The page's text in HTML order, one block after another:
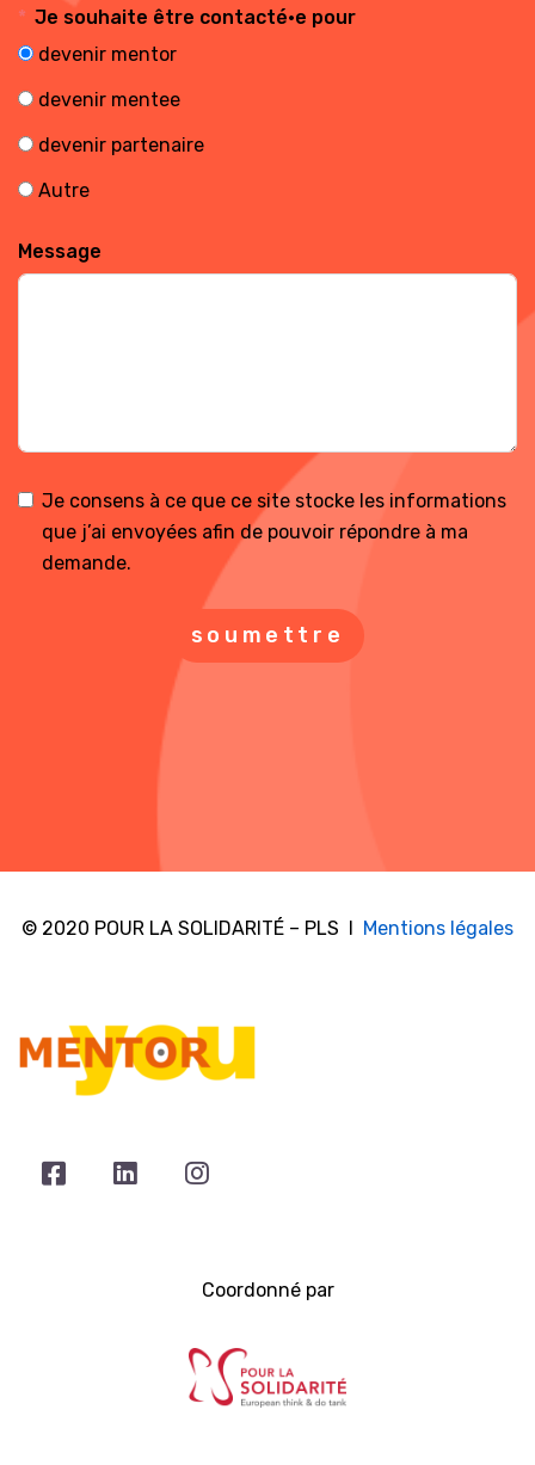
Je souhaite être contacté·e pour
devenir mentor
devenir mentee
devenir partenaire
Autre
Message
Je consens à ce que ce site stocke les informations
que j’ai envoyées afin de pouvoir répondre à ma
demande.
soumettre
© 2020 POUR LA SOLIDARITÉ – PLS l Mentions légales
Coordonné par